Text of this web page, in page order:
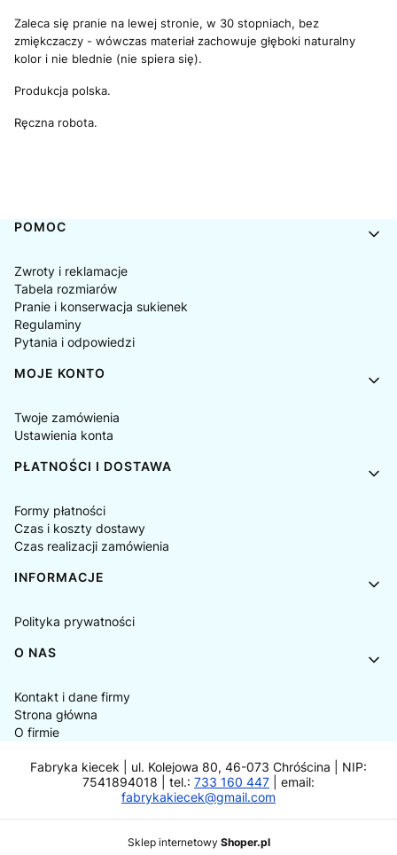
Zaleca się pranie na lewej stronie, w 30 stopniach, bez
zmiękczaczy - wówczas materiał zachowuje głęboki naturalny
kolor i nie blednie (nie spiera się).
Produkcja polska.
Ręczna robota.
Linki w stopce
POMOC
Zwroty i reklamacje
Tabela rozmiarów
Pranie i konserwacja sukienek
Regulaminy
Pytania i odpowiedzi
MOJE KONTO
Twoje zamówienia
Ustawienia konta
PŁATNOŚCI I DOSTAWA
Formy płatności
Czas i koszty dostawy
Czas realizacji zamówienia
INFORMACJE
Polityka prywatności
O NAS
Kontakt i dane firmy
Strona główna
O firmie
Fabryka kiecek | ul. Kolejowa 80, 46-073 Chróścina | NIP:
7541894018 | tel.: 733 160 447 | email:
fabrykakiecek@gmail.com
Sklep internetowy Shoper.pl